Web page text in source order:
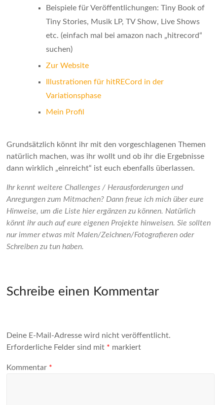
Beispiele für Veröffentlichungen: Tiny Book of
Tiny Stories, Musik LP, TV Show, Live Shows
etc. (einfach mal bei amazon nach „hitrecord“
suchen)
Zur Website
Illustrationen für hitRECord in der
Variationsphase
Mein Profil
Grundsätzlich könnt ihr mit den vorgeschlagenen Themen
natürlich machen, was ihr wollt und ob ihr die Ergebnisse
dann wirklich „einreicht“ ist euch ebenfalls überlassen.
Ihr kennt weitere Challenges / Herausforderungen und
Anregungen zum Mitmachen? Dann freue ich mich über eure
Hinweise, um die Liste hier ergänzen zu können. Natürlich
könnt ihr auch auf eure eigenen Projekte hinweisen. Sie sollten
nur immer etwas mit Malen/Zeichnen/Fotografieren oder
Schreiben zu tun haben.
Schreibe einen Kommentar
Deine E-Mail-Adresse wird nicht veröffentlicht.
Erforderliche Felder sind mit * markiert
Kommentar *